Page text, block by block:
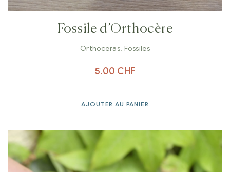
Fossile d’Orthocère
Orthoceras, Fossiles
5.00 CHF
AJOUTER AU PANIER